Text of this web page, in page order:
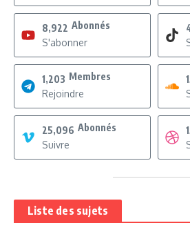
8,922 Abonnés
S'abonner
1,203 Membres
Rejoindre
25,096 Abonnés
Suivre
Liste des sujets